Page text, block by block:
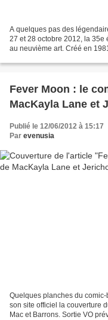
A quelques pas des
27 et 28 octobre 2012, la 35e
au neuvième art. Créé en
Fever Moon : le
MacKayla Lane et
Publié le 12/06/2012 à 15:17
Par evenusia
Quelques planches du
son site officiel la couverture
Mac et Barrons. Sortie VO